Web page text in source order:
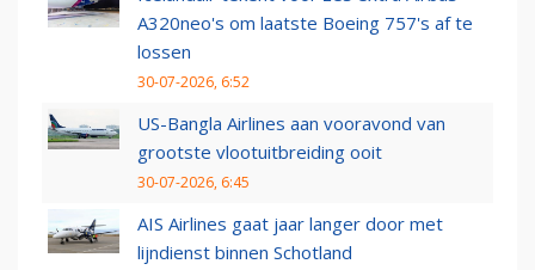
A320neo's om laatste Boeing 757's af te
lossen
30-07-2026, 6:52
US-Bangla Airlines aan vooravond van
grootste vlootuitbreiding ooit
30-07-2026, 6:45
AIS Airlines gaat jaar langer door met
lijndienst binnen Schotland